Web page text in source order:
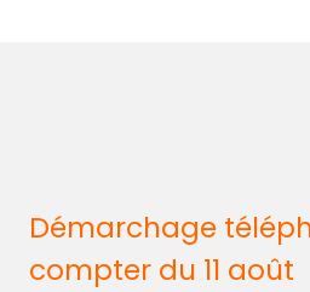
Démarchage
compter du 11 août